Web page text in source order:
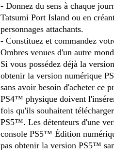
- Donnez du sens à chaque
Tatsumi Port Island ou en
personnages attachants.
- Constituez et commandez
Ombres venues d'un autre
Si vous possédez déjà la
obtenir la version numérique
sans avoir besoin d'acheter ce
PS4™ physique doivent
fois qu'ils souhaitent
PS5™. Les détenteurs d'une
console PS5™ Édition
pas obtenir la version PS5™